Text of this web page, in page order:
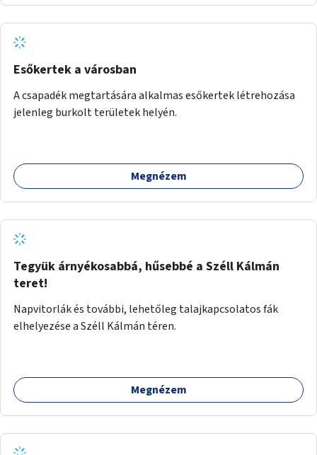
Esőkertek a városban
A csapadék megtartására alkalmas esőkertek létrehozása
jelenleg burkolt területek helyén.
Megnézem
Tegyük árnyékosabbá, hűsebbé a Széll Kálmán
teret!
Napvitorlák és további, lehetőleg talajkapcsolatos fák
elhelyezése a Széll Kálmán téren.
Megnézem